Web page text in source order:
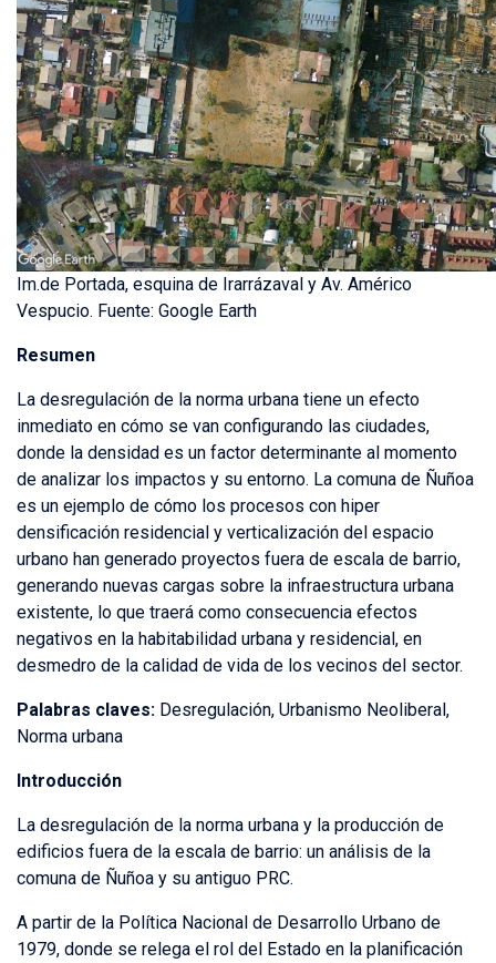
Im.de Portada, esquina de Irarrázaval y Av. Américo
Vespucio. Fuente: Google Earth
Resumen
La desregulación de la norma urbana tiene un efecto
inmediato en cómo se van configurando las ciudades,
donde la densidad es un factor determinante al momento
de analizar los impactos y su entorno. La comuna de Ñuñoa
es un ejemplo de cómo los procesos con hiper
densificación residencial y verticalización del espacio
urbano han generado proyectos fuera de escala de barrio,
generando nuevas cargas sobre la infraestructura urbana
existente, lo que traerá como consecuencia efectos
negativos en la habitabilidad urbana y residencial, en
desmedro de la calidad de vida de los vecinos del sector.
Palabras claves: Desregulación, Urbanismo Neoliberal,
Norma urbana
Introducción
La desregulación de la norma urbana y la producción de
edificios fuera de la escala de barrio: un análisis de la
comuna de Ñuñoa y su antiguo PRC.
A partir de la Política Nacional de Desarrollo Urbano de
1979, donde se relega el rol del Estado en la planificación